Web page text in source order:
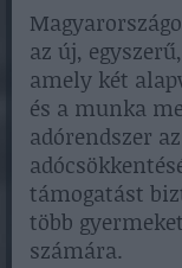
az új,
amely két
és a munka
adórendszer
támogatást
több
számára.